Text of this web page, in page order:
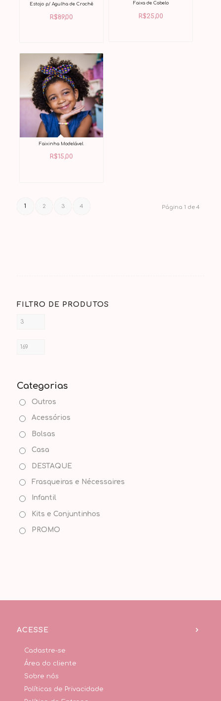
Estojo p/ Agulha de Crochê
R$89,00
Faixa de Cabelo
R$25,00
Faixinha Modelável
R$15,00
Página 1 de 4
1 2 3 4
FILTRO DE PRODUTOS
Categorias
Outros
Acessórios
Bolsas
Casa
DESTAQUE
Frasqueiras e Nécessaires
Infantil
Kits e Conjuntinhos
PROMO
ACESSE
Cadastre-se
Área do cliente
Sobre nós
Políticas de Privacidade